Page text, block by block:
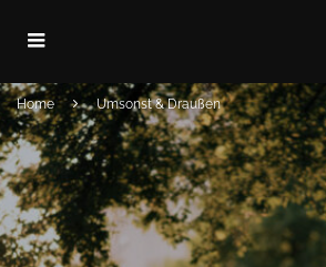
Home Umsonst & Draußen